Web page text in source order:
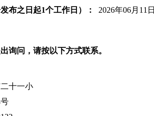
布之日起1个工作日）： 2026年06月11日
询问，请按以下方式联系。
十一小